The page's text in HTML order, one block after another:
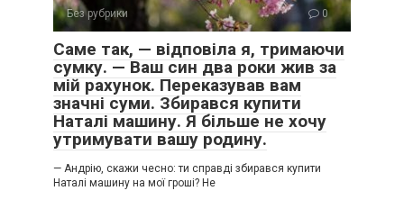
Без рубрики 0
Саме так, — відповіла я, тримаючи
сумку. — Ваш син два роки жив за
мій рахунок. Переказував вам
значні суми. Збирався купити
Наталі машину. Я більше не хочу
утримувати вашу родину.
— Андрію, скажи чесно: ти справді збирався купити
Наталі машину на мої гроші? Не